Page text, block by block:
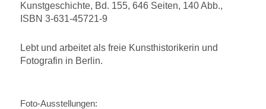
Kunstgeschichte, Bd. 155, 646 Seiten, 140 Abb.,
ISBN 3-631-45721-9
Lebt und arbeitet als freie Kunsthistorikerin und
Fotografin in Berlin.
Foto-Ausstellungen: